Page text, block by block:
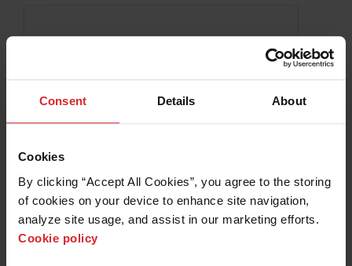
Consent Details About
Cookies
By clicking “Accept All Cookies”, you agree to the storing
of cookies on your device to enhance site navigation,
analyze site usage, and assist in our marketing efforts.
Cookie policy
XPR170 定期点検メンテナンスキット
（380 V ～ 600 V）